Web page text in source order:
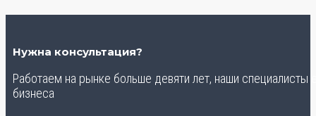
Нужна консультация?
Работаем на рынке больше девяти лет, наши
бизнеса